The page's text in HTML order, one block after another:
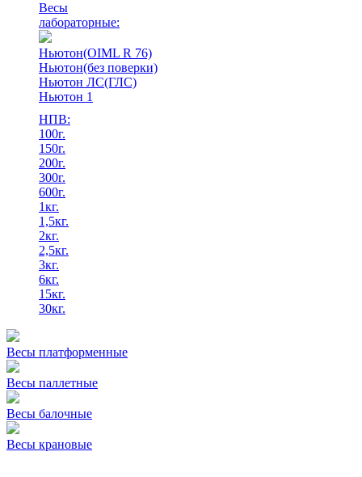
Весы
лабораторные:
Ньютон(OIML R 76)
Ньютон(без поверки)
Ньютон ЛС(ГЛС)
Ньютон 1
НПВ:
100г.
150г.
200г.
300г.
600г.
1кг.
1,5кг.
2кг.
2,5кг.
3кг.
6кг.
15кг.
30кг.
Весы платформенные
Весы паллетные
Весы балочные
Весы крановые